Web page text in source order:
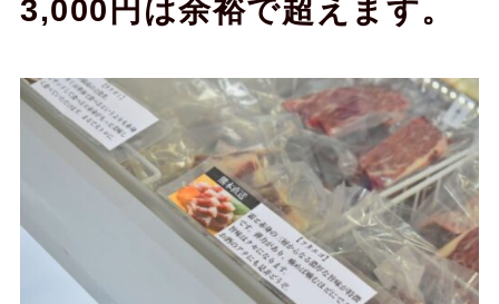
3,000円は余裕で超えます。